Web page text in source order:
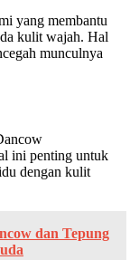
yang membantu
kulit wajah. Hal
munculnya
ini penting untuk
dengan kulit
dan Tepung